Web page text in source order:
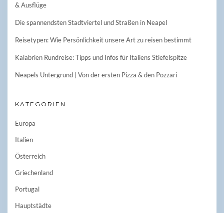
& Ausflüge
Die spannendsten Stadtviertel und Straßen in Neapel
Reisetypen: Wie Persönlichkeit unsere Art zu reisen bestimmt
Kalabrien Rundreise: Tipps und Infos für Italiens Stiefelspitze
Neapels Untergrund | Von der ersten Pizza & den Pozzari
KATEGORIEN
Europa
Italien
Österreich
Griechenland
Portugal
Hauptstädte